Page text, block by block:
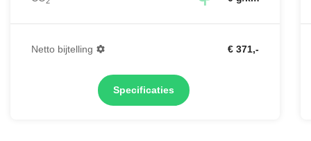
Netto bijtelling € 371,-
Specificaties